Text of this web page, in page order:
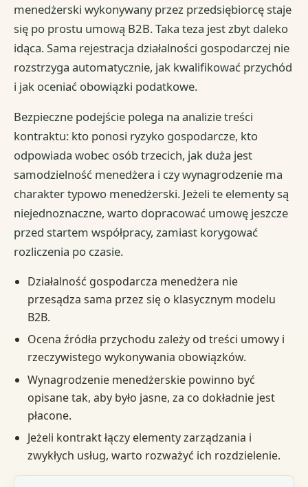
menedżerski wykonywany przez przedsiębiorcę staje
się po prostu umową B2B. Taka teza jest zbyt daleko
idąca. Sama rejestracja działalności gospodarczej nie
rozstrzyga automatycznie, jak kwalifikować przychód
i jak oceniać obowiązki podatkowe.
Bezpieczne podejście polega na analizie treści
kontraktu: kto ponosi ryzyko gospodarcze, kto
odpowiada wobec osób trzecich, jak duża jest
samodzielność menedżera i czy wynagrodzenie ma
charakter typowo menedżerski. Jeżeli te elementy są
niejednoznaczne, warto dopracować umowę jeszcze
przed startem współpracy, zamiast korygować
rozliczenia po czasie.
Działalność gospodarcza menedżera nie
przesądza sama przez się o klasycznym modelu
B2B.
Ocena źródła przychodu zależy od treści umowy i
rzeczywistego wykonywania obowiązków.
Wynagrodzenie menedżerskie powinno być
opisane tak, aby było jasne, za co dokładnie jest
płacone.
Jeżeli kontrakt łączy elementy zarządzania i
zwykłych usług, warto rozważyć ich rozdzielenie.